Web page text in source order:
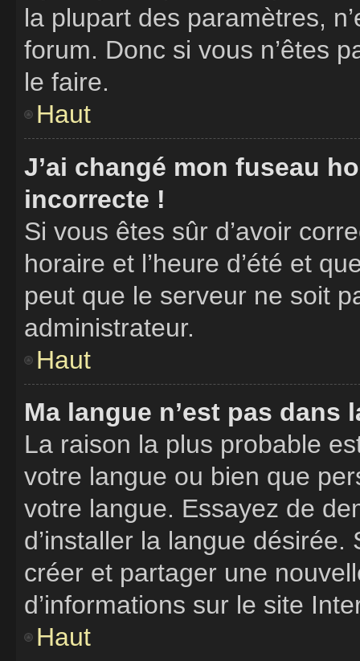
la plupart des paramètres,
forum. Donc si vous n’êtes
le faire.
Haut
J’ai changé mon fuseau
incorrecte !
Si vous êtes sûr d’avoir
horaire et l’heure d’été et
peut que le serveur ne soit
administrateur.
Haut
Ma langue n’est pas dans
La raison la plus probable
votre langue ou bien que
votre langue. Essayez de
d’installer la langue désirée.
créer et partager une
d’informations sur le site
Haut